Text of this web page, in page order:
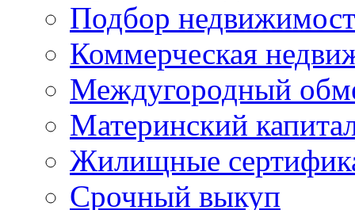
Подбор
Коммерческая
Междугородный
Материнский
Жилищные
Срочный выкуп